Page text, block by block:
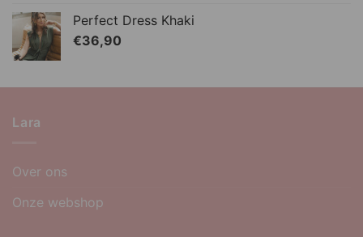
Perfect Dress Khaki
€36,90
Lara
Over ons
Onze webshop